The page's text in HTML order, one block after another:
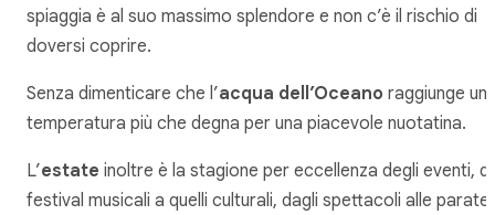
spiaggia è al suo massimo splendore e non c’è il rischio di
doversi coprire.
Senza dimenticare che l’acqua dell’Oceano raggiunge
temperatura più che degna per una piacevole nuotatina.
L’estate inoltre è la stagione per eccellenza degli eventi,
festival musicali a quelli culturali, dagli spettacoli alle parate.